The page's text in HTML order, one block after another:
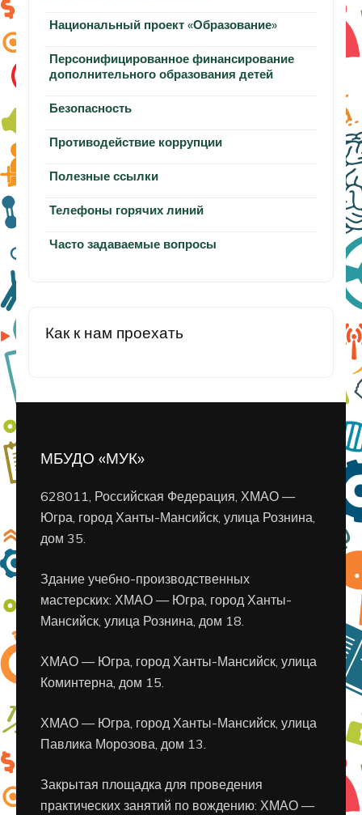
Национальный проект «Образование»
Персонифицированное финансирование
дополнительного образования детей
Безопасность
Противодействие коррупции
Полезные ссылки
Телефоны горячих линий
Часто задаваемые вопросы
Как к нам проехать
МБУДО «МУК»
628011, Российская Федерация, ХМАО —
Югра, город Ханты-Мансийск, улица Рознина,
дом 35.
Здание учебно-производственных
мастерских: ХМАО — Югра, город Ханты-
Мансийск, улица Рознина, дом 18.
ХМАО — Югра, город Ханты-Мансийск, улица
Коминтерна, дом 15.
ХМАО — Югра, город Ханты-Мансийск, улица
Павлика Морозова, дом 13.
Закрытая площадка для проведения
практических занятий по вождению: ХМАО —